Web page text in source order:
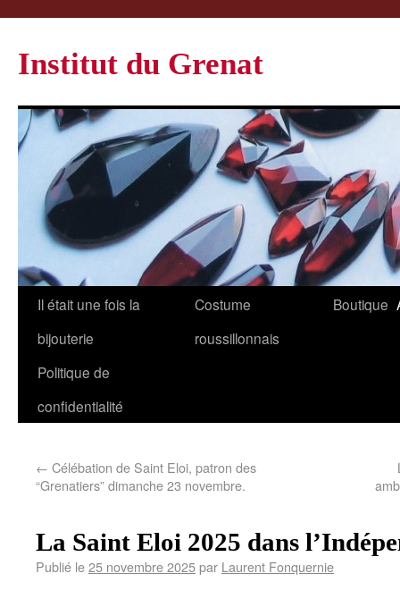
Institut du Grenat
Il était une fois la
bijouterie
Costume
roussillonnais
Boutique
Politique de
confidentialité
← Célébation de Saint Eloi, patron des
“Grenatiers” dimanche 23 novembre.
La Saint Eloi 2025 dans
Publié le25 novembre 2025par Laurent Fonquernie